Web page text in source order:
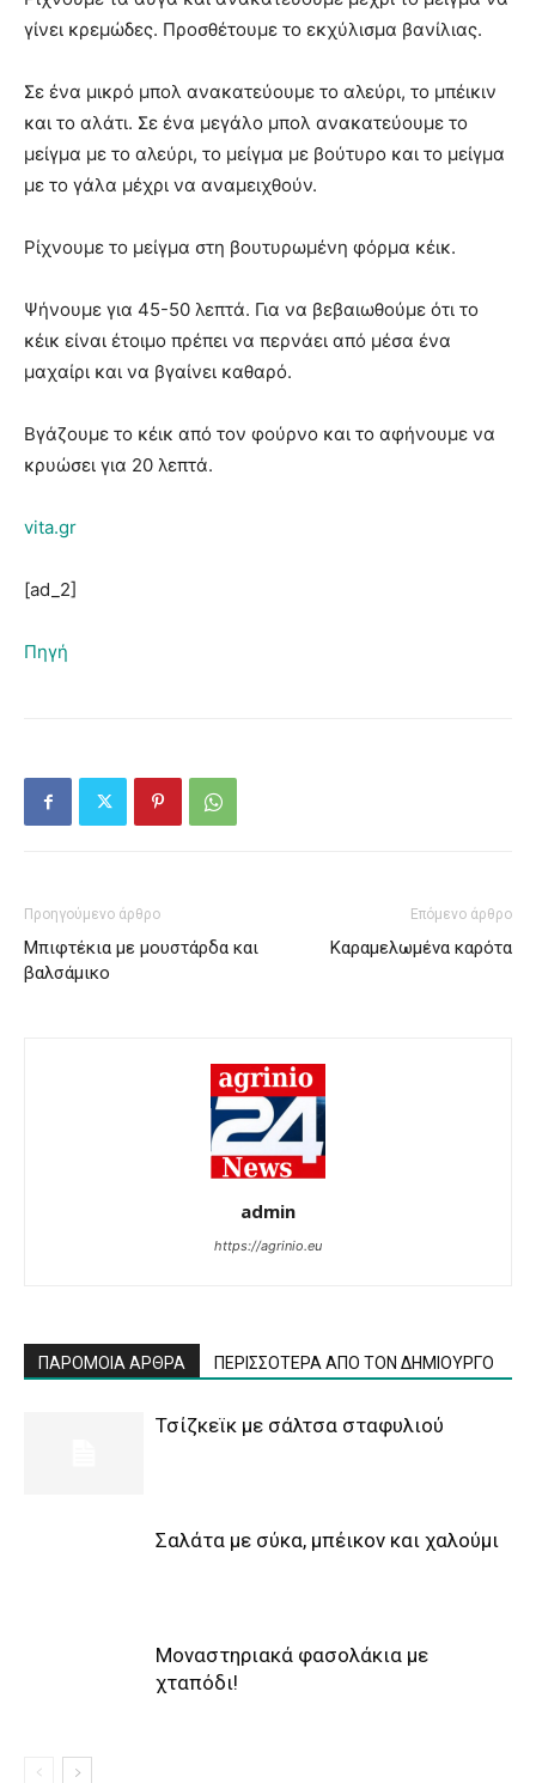
γίνει κρεμώδες. Προσθέτουμε το εκχύλισμα βανίλιας.
Σε ένα μικρό μπολ ανακατεύουμε το αλεύρι, το μπέικιν
και το αλάτι. Σε ένα μεγάλο μπολ ανακατεύουμε το
μείγμα με το αλεύρι, το μείγμα με βούτυρο και το μείγμα
με το γάλα μέχρι να αναμειχθούν.
Ρίχνουμε το μείγμα στη βουτυρωμένη φόρμα κέικ.
Ψήνουμε για 45-50 λεπτά. Για να βεβαιωθούμε ότι το
κέικ είναι έτοιμο πρέπει να περνάει από μέσα ένα
μαχαίρι και να βγαίνει καθαρό.
Βγάζουμε το κέικ από τον φούρνο και το αφήνουμε να
κρυώσει για 20 λεπτά.
vita.gr
[ad_2]
Πηγή
Προηγούμενο άρθρο
Μπιφτέκια με μουστάρδα και
βαλσάμικο
Επόμενο άρθρο
Καραμελωμένα καρότα
admin
https://agrinio.eu
ΠΑΡΟΜΟΙΑ ΑΡΘΡΑ ΠΕΡΙΣΣΟΤΕΡΑ ΑΠΟ ΤΟΝ ΔΗΜΙΟΥΡΓΟ
Τσίζκεϊκ με σάλτσα σταφυλιού
Σαλάτα με σύκα, μπέικον και χαλούμι
Μοναστηριακά φασολάκια με
χταπόδι!